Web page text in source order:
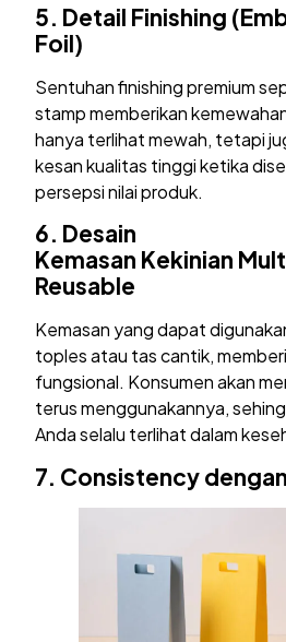
5. Detail Finishing
Foil)
Sentuhan finishing premium
stamp memberikan
hanya terlihat mewah, tetapi
kesan kualitas tinggi ketika
persepsi nilai produk.
6. Desain
Kemasan Kekinian
Reusable
Kemasan yang dapat
toples atau tas cantik,
fungsional. Konsumen akan
terus menggunakannya,
Anda selalu terlihat dalam
7. Consistency